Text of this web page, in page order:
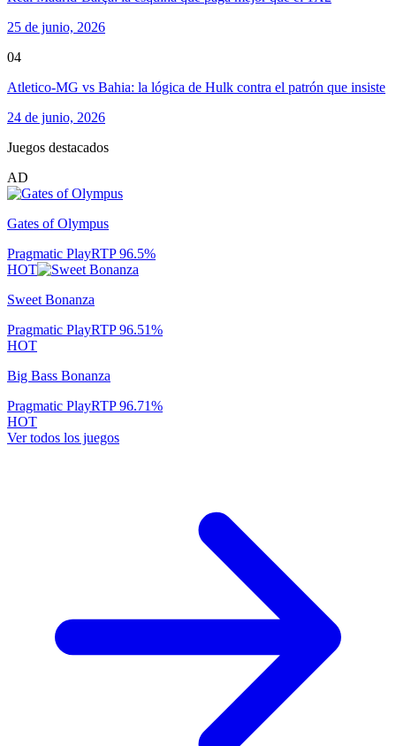
25 de junio, 2026
04
Atletico-MG vs Bahia: la lógica de Hulk contra el patrón que insiste
24 de junio, 2026
Juegos destacados
AD
Gates of Olympus
Pragmatic PlayRTP96.5%
HOT
Sweet Bonanza
Pragmatic PlayRTP96.51%
HOT
Big Bass Bonanza
Pragmatic PlayRTP96.71%
HOT
Ver todos los juegos